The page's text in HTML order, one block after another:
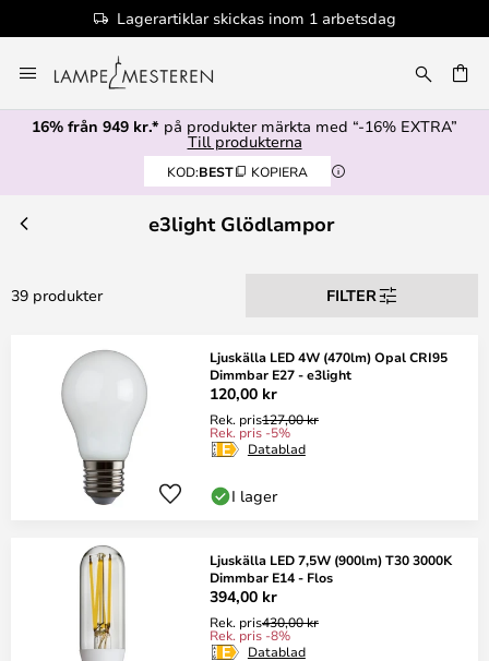
Lagerartiklar skickas inom 1 arbetsdag
till
innehållet
16% från 949 kr.* på produkter märkta med “-16% EXTRA”
Till produkterna
KOD:BEST KOPIERA
e3light Glödlampor
39 produkter FILTER
Ljuskälla LED 4W (470lm) Opal CRI95
Dimmbar E27 - e3light
120,00 kr
Rek. pris127,00 kr
Rek. pris -5%
Datablad
I lager
Ljuskälla LED 7,5W (900lm) T30 3000K
Dimmbar E14 - Flos
394,00 kr
Rek. pris430,00 kr
Rek. pris -8%
Datablad